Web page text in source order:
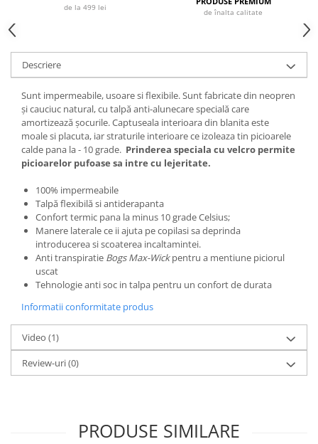
de la 499 lei de înalta calitate
Descriere
Sunt impermeabile, usoare si flexibile. Sunt fabricate din neopren
şi cauciuc natural, cu talpă anti-alunecare specială care
amortizează şocurile. Captuseala interioara din blanita este
moale si placuta, iar straturile interioare ce izoleaza tin picioarele
calde pana la - 10 grade. Prinderea speciala cu velcro permite
picioarelor pufoase sa intre cu lejeritate.
100% impermeabile
Talpă flexibilă si antiderapanta
Confort termic pana la minus 10 grade Celsius;
Manere laterale ce ii ajuta pe copilasi sa deprinda
introducerea si scoaterea incaltamintei.
Anti transpiratie Bogs Max-Wickpentru a mentiune piciorul
uscat
Tehnologie anti soc in talpa pentru un confort de durata
Informatii conformitate produs
Video (1)
Review-uri(0)
PRODUSE SIMILARE